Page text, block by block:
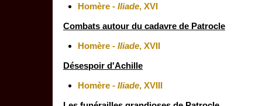
Homère - Iliade, XVI
Combats autour du cadavre de Patrocle
Homère - Iliade, XVII
Désespoir d'Achille
Homère - Iliade, XVIII